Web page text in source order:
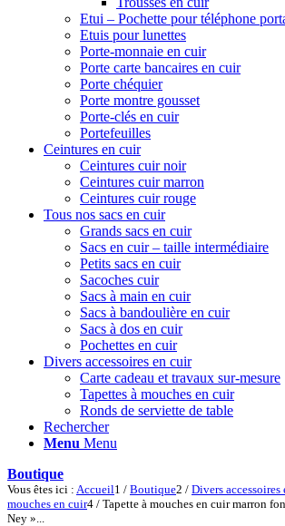
Etui – Pochette pour téléphone
Etuis pour lunettes
Porte-monnaie en cuir
Porte carte bancaires en cuir
Porte chéquier
Porte montre gousset
Porte-clés en cuir
Portefeuilles
Ceintures en cuir
Ceintures cuir noir
Ceintures cuir marron
Ceintures cuir rouge
Tous nos sacs en cuir
Grands sacs en cuir
Sacs en cuir – taille intermédiaire
Petits sacs en cuir
Sacoches cuir
Sacs à main en cuir
Sacs à bandoulière en cuir
Sacs à dos en cuir
Pochettes en cuir
Divers accessoires en cuir
Carte cadeau et travaux sur-mesure
Tapettes à mouches en cuir
Ronds de serviette de table
Rechercher
Menu Menu
Boutique
Vous êtes ici : Accueil1 / Boutique2 / Divers accessoires
mouches en cuir4 / Tapette à mouches en cuir marron
Ney »...